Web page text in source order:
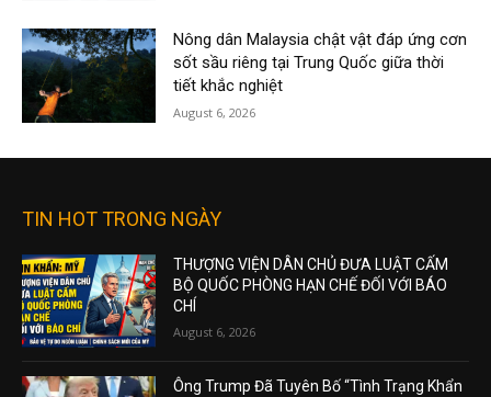
Nông dân Malaysia chật vật đáp ứng cơn
sốt sầu riêng tại Trung Quốc giữa thời
tiết khắc nghiệt
August 6, 2026
TIN HOT TRONG NGÀY
THƯỢNG VIỆN DÂN CHỦ ĐƯA LUẬT CẤM
BỘ QUỐC PHÒNG HẠN CHẾ ĐỐI VỚI BÁO
CHÍ
August 6, 2026
Ông Trump Đã Tuyên Bố “Tình Trạng Khẩn